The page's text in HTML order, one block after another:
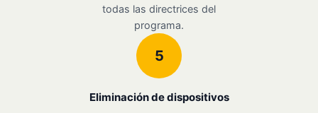
todas las directrices del
programa.
5
Eliminación de dispositivos